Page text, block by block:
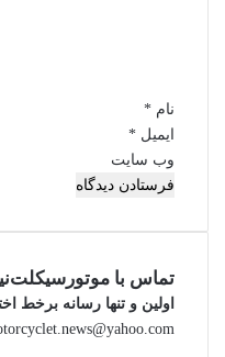
نام *
ایمیل *
وب‌ سایت
تماس با
اولین و تنها رسانه برخط